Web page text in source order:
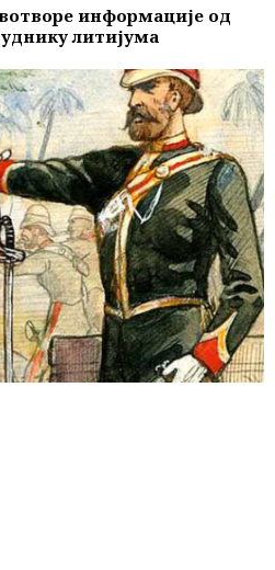
информације од
литијума